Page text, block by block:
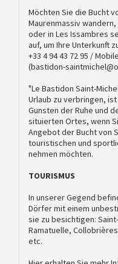
Möchten Sie die Bucht
Maurenmassiv
oder in Les Issambres
auf, um Ihre Unterkunft
+33 4 94 43 72 95 /
(bastidon-
"Le Bastidon Saint-
Urlaub zu verbringen,
Gunsten der Ruhe und
situierten Ortes, wenn
Angebot der Bucht von
touristischen und
nehmen möchten.
TOURISMUS
In unserer Gegend
Dörfer mit einem
sie zu besichtigen:
Ramatuelle,
etc.